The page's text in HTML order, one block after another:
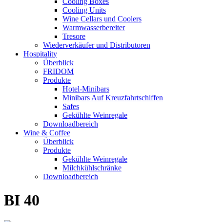
Cooling Units
Wine Cellars und Coolers
Warmwasserbereiter
Tresore
Wiederverkäufer und Distributoren
Hospitality
Überblick
FRIDOM
Produkte
Hotel-Minibars
Minibars Auf Kreuzfahrtschiffen
Safes
Gekühlte Weinregale
Downloadbereich
Wine & Coffee
Überblick
Produkte
Gekühlte Weinregale
Milchkühlschränke
Downloadbereich
BI 40